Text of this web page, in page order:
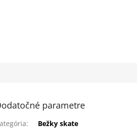
parametre
:
Bežky skate